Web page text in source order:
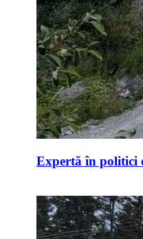
Expertă în politici